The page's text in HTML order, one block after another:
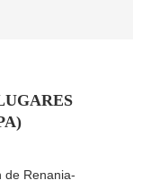
de Renania-